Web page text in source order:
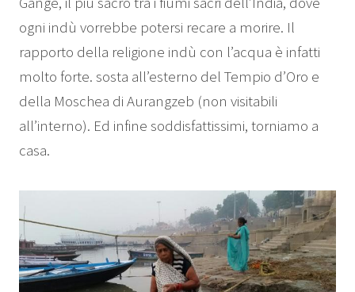
ogni indù vorrebbe potersi recare a morire. Il
rapporto della religione indù con l’acqua è infatti
molto forte. sosta all’esterno del Tempio d’Oro e
della Moschea di Aurangzeb (non visitabili
all’interno). Ed infine soddisfattissimi, torniamo a
casa.